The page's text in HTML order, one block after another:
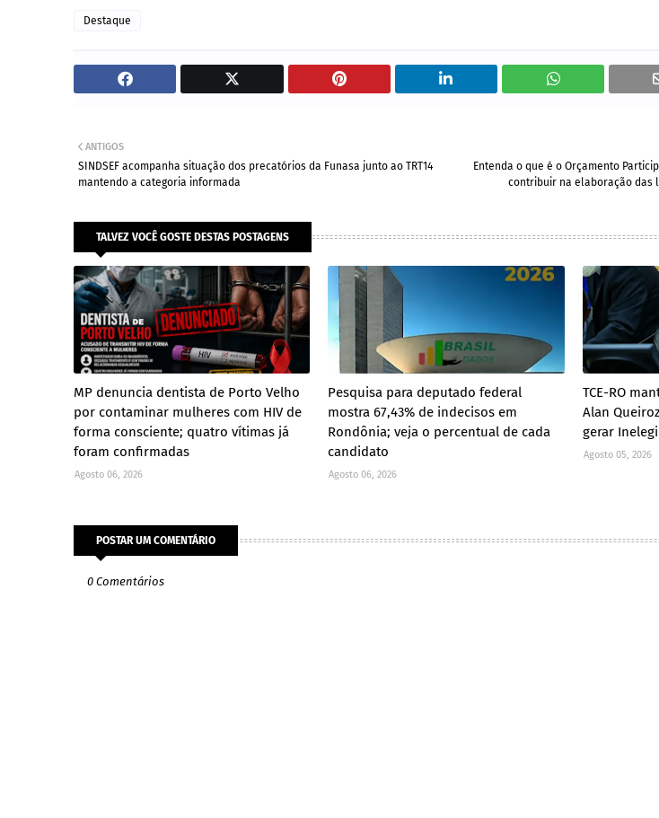
Destaque
Entenda o que é o Orçamento
contribuir na elaboração das
ANTIGOS
SINDSEF acompanha situação dos precatórios da Funasa junto ao TRT14
mantendo a categoria informada
TALVEZ VOCÊ GOSTE DESTAS POSTAGENS
MP denuncia dentista de Porto Velho
por contaminar mulheres com HIV de
forma consciente; quatro vítimas já
foram confirmadas
Agosto 06, 2026
Pesquisa para deputado federal
mostra 67,43% de indecisos em
Rondônia; veja o percentual de cada
candidato
Agosto 06, 2026
TCE-RO
Alan
gerar
Agosto 05, 2026
POSTAR UM COMENTÁRIO
0 Comentários